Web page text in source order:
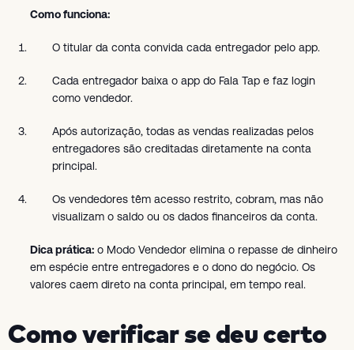
Como funciona:
O titular da conta convida cada entregador pelo app.
Cada entregador baixa o app do Fala Tap e faz login
como vendedor.
Após autorização, todas as vendas realizadas pelos
entregadores são creditadas diretamente na conta
principal.
Os vendedores têm acesso restrito, cobram, mas não
visualizam o saldo ou os dados financeiros da conta.
Dica prática: o Modo Vendedor elimina o repasse de dinheiro
em espécie entre entregadores e o dono do negócio. Os
valores caem direto na conta principal, em tempo real.
Como verificar se deu certo